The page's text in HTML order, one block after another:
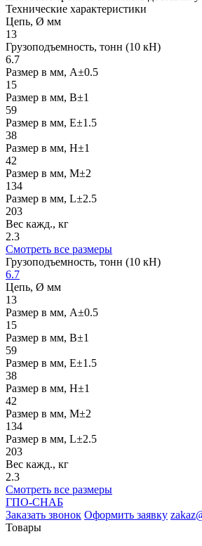
Технические характеристики
Цепь, Ø мм
13
Грузоподъемность, тонн (10 кН)
6.7
Размер в мм, А±0.5
15
Размер в мм, В±1
59
Размер в мм, Е±1.5
38
Размер в мм, Н±1
42
Размер в мм, M±2
134
Размер в мм, L±2.5
203
Вес кажд., кг
2.3
Смотреть все размеры
Грузоподъемность, тонн (10 кН)
6.7
Цепь, Ø мм
13
Размер в мм, А±0.5
15
Размер в мм, В±1
59
Размер в мм, Е±1.5
38
Размер в мм, Н±1
42
Размер в мм, M±2
134
Размер в мм, L±2.5
203
Вес кажд., кг
2.3
Смотреть все размеры
ГПО-СНАБ
Заказать звонок Оформить заявку
Товары